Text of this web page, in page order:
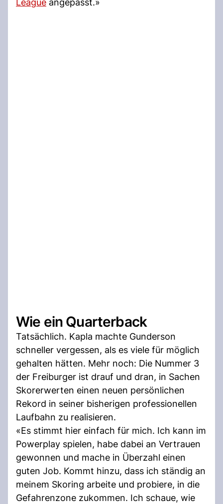
League angepasst.»
Wie ein Quarterback
Tatsächlich. Kapla machte Gunderson
schneller vergessen, als es viele für möglich
gehalten hätten. Mehr noch: Die Nummer 3
der Freiburger ist drauf und dran, in Sachen
Skorerwerten einen neuen persönlichen
Rekord in seiner bisherigen professionellen
Laufbahn zu realisieren.
«Es stimmt hier einfach für mich. Ich kann im
Powerplay spielen, habe dabei an Vertrauen
gewonnen und mache in Überzahl einen
guten Job. Kommt hinzu, dass ich ständig an
meinem Skoring arbeite und probiere, in die
Gefahrenzone zukommen. Ich schaue, wie